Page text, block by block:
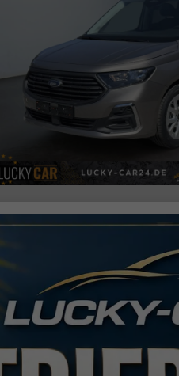
FORD GRAND TOURNEO
Getriebe
Benzin
Leistung
85 kW (116 PS) Kilometerstand
05.05.2026
33.140,– €
45.650,– €